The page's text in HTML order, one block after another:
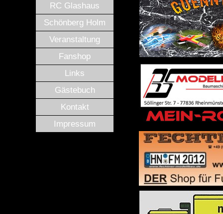
RC Glashaus
Schönberg Holm
Veranstaltung
Fanshop
Links
Gästebuch
Kontakt
Impressum